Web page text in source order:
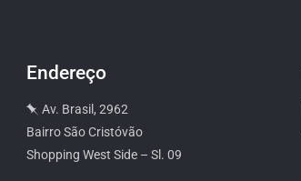
Endereço
Av. Brasil, 2962
Bairro São Cristóvão
Shopping West Side – Sl. 09